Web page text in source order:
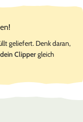
geliefert. Denk daran,
Clippergleich